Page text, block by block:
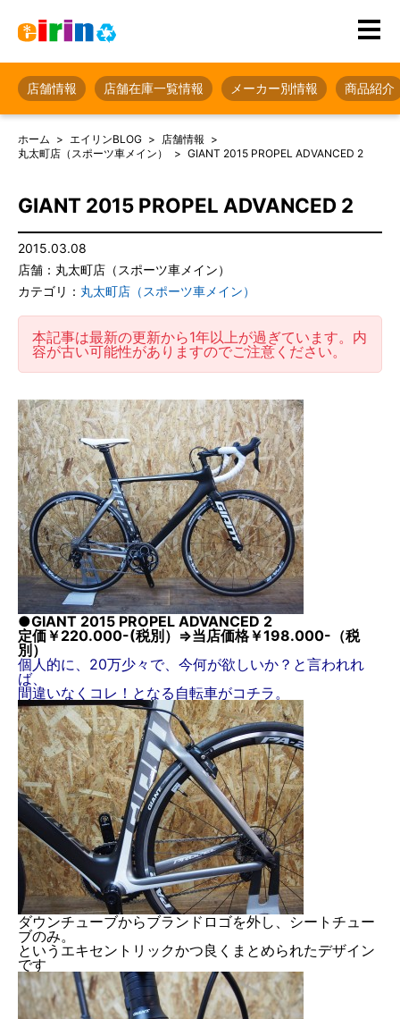
店舗情報 店舗在庫一覧情報 メーカー別情報 商品紹介
ホーム エイリンBLOG
店舗情報
丸太町店（スポーツ車メイン）
GIANT 2015 PROPEL ADVANCED 2
GIANT 2015 PROPEL ADVANCED 2
2015.03.08
店舗：丸太町店（スポーツ車メイン）
カテゴリ： 丸太町店（スポーツ車メイン）
本記事は最新の更新から1年以上が過ぎています。内
容が古い可能性がありますのでご注意ください。
●GIANT 2015 PROPEL ADVANCED 2
定価￥220.000-(税別）⇒当店価格￥198.000-（税
別）
個人的に、20万少々で、今何が欲しいか？と言われれ
ば、
間違いなくコレ！となる自転車がコチラ。
ダウンチューブからブランドロゴを外し、シートチュー
ブのみ。
というエキセントリックかつ良くまとめられたデザイン
です